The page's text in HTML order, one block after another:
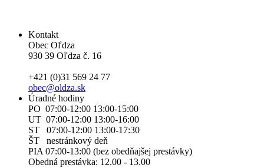
Kontakt
Obec Oľdza
930 39 Oľdza č. 16
+421 (0)31 569 24 77
obec@oldza.sk
Úradné hodiny
PO 07:00-12:00 13:00-15:00
UT 07:00-12:00 13:00-16:00
ST 07:00-12:00 13:00-17:30
ŠT nestránkový deň
PIA 07:00-13:00 (bez obedňajšej prestávky)
Obedná prestávka: 12.00 - 13.00